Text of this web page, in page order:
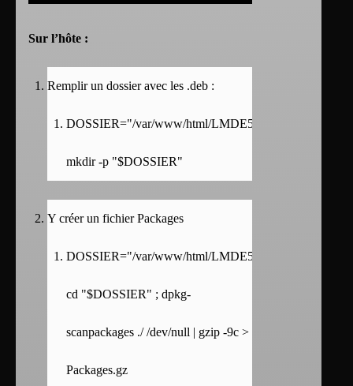
Sur l’hôte :
Remplir un dossier avec les .deb :
DOSSIER="/var/www/html/LMDE5/" ;
mkdir -p "$DOSSIER"
Y créer un fichier Packages
DOSSIER="/var/www/html/LMDE5/" ;
cd "$DOSSIER" ; dpkg-
scanpackages ./ /dev/null | gzip -9c >
Packages.gz